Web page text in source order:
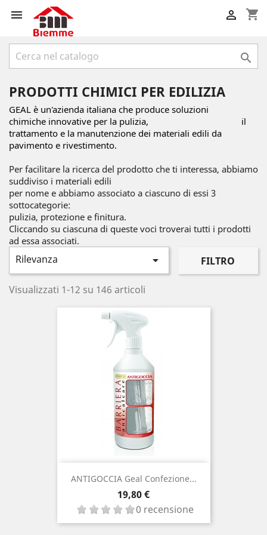
 shopping_cart


PRODOTTI CHIMICI PER EDILIZIA
GEAL è un'azienda italiana che produce soluzioni
chimiche innovative per la pulizia, il
trattamento e la manutenzione dei materiali edili da
pavimento e rivestimento.
Per facilitare la ricerca del prodotto che ti interessa, abbiamo
suddiviso i materiali edili
per nome e abbiamo associato a ciascuno di essi 3
sottocategorie:
pulizia, protezione e finitura.
Cliccando su ciascuna di queste voci troverai tutti i prodotti
ad essa associati.
Rilevanza  FILTRO
Visualizzati 1-12 su 146 articoli
ANTIGOCCIA Geal Confezione...
Prezzo
19,80 €
0 recensione